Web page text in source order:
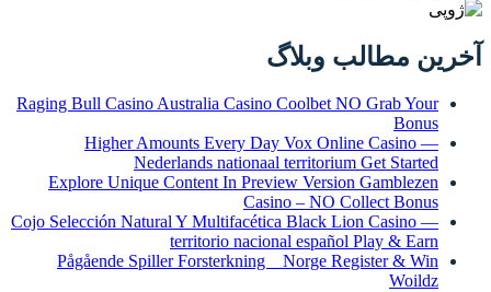
آخرین مطالب وبلاگ
Raging Bull Casino Australia Casino Coolbet NO Grab Your
Bonus
Higher Amounts Every Day Vox Online Casino —
Nederlands nationaal territorium Get Started
Explore Unique Content In Preview Version Gamblezen
Casino – NO Collect Bonus
Cojo Selección Natural Y Multifacética Black Lion Casino —
territorio nacional español Play & Earn
Pågående Spiller Forsterkning _ Norge Register & Win
Woildz